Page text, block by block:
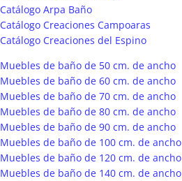
Catálogo Arpa Baño
Catálogo Creaciones Campoaras
Catálogo Creaciones del Espino
Muebles de baño de 50 cm. de ancho
Muebles de baño de 60 cm. de ancho
Muebles de baño de 70 cm. de ancho
Muebles de baño de 80 cm. de ancho
Muebles de baño de 90 cm. de ancho
Muebles de baño de 100 cm. de ancho
Muebles de baño de 120 cm. de ancho
Muebles de baño de 140 cm. de ancho